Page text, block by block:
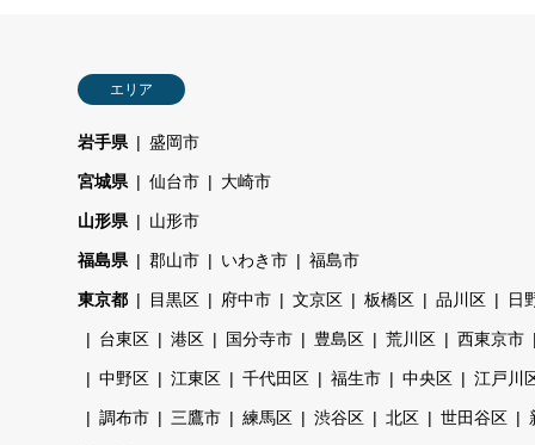
エリア
岩手県 盛岡市
宮城県 仙台市 大崎市
山形県 山形市
福島県 郡山市 いわき市 福島市
東京都 目黒区 府中市 文京区 板橋区 品川区 日
台東区 港区 国分寺市 豊島区 荒川区 西東京市
中野区 江東区 千代田区 福生市 中央区 江戸川
調布市 三鷹市 練馬区 渋谷区 北区 世田谷区